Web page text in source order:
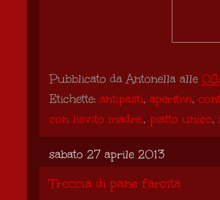
Pubblicato da Antonella alle
Etichette: antipasti, aperitivi,
con lievito madre., piatto unico,
sabato 27 aprile 2013
Treccia di pane farcita